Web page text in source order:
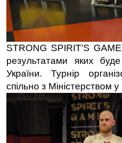
STRONG SPIRIT'S
результатами яких
України. Турнір
спільно з Міністерством